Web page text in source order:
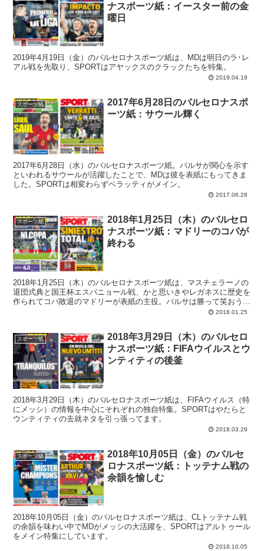
ナスポーツ紙：イースター前の金
曜日
2019年4月19日（金）のバルセロナスポーツ紙は、MDは明日のラ･レ
アル戦を先取り、SPORTはアヤックスのクラックたちを特集。
2019.04.19
スポーツ紙
2017年6月28日のバルセロナスポ
ーツ紙：サウール輝く
2017年6月28日（水）のバルセロナスポーツ紙。バルサが関心を示す
といわれるサウールが活躍したことで、MDは彼を表紙にもってきま
した。SPORTは相変わらずベラッティがメイン。
2017.06.28
スポーツ紙
2018年1月25日（木）のバルセロ
ナスポーツ紙：マドリーのコパが
終わる
2018年1月25日（木）のバルセロナスポーツ紙は、マスチェラーノの
退団式典と国王杯エスパニョール戦、かと思いきやレガネスに歴史を
作られてコパ敗退のマドリーが表紙の主役。バルサは勝って笑おう
2018.01.25
スポーツ紙
2018年3月29日（木）のバルセロ
ナスポーツ紙：FIFAウイルスとウ
ンティティの後釜
2018年3月29日（木）のバルセロナスポーツ紙は、FIFAウイルス（特
にメッシ）の情報を中心にそれぞれの独自特集。SPORTはやたらと
ウンティティの去就ネタを引っ張ってます。
2018.03.29
スポーツ紙
2018年10月05日（金）のバルセ
ロナスポーツ紙：トッテナム戦の
余韻を愉しむ
2018年10月05日（金）のバルセロナスポーツ紙は、CLトッテナム戦
の余韻を味わい中でMDがメッシの大活躍を、SPORTはアルトゥール
をメイン特集にしています。
2018.10.05